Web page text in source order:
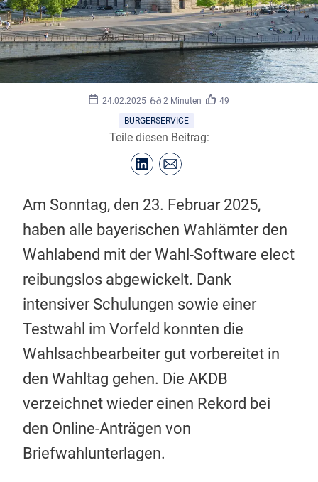
24.02.2025 2 Minuten
49
BÜRGERSERVICE
Teile diesen Beitrag:
Am Sonntag, den 23. Februar 2025,
haben alle bayerischen Wahlämter den
Wahlabend mit der Wahl-Software elect
reibungslos abgewickelt. Dank
intensiver Schulungen sowie einer
Testwahl im Vorfeld konnten die
Wahlsachbearbeiter gut vorbereitet in
den Wahltag gehen. Die AKDB
verzeichnet wieder einen Rekord bei
den Online-Anträgen von
Briefwahlunterlagen.